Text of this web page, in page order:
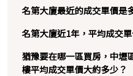
名第大廈最近的成交單價是
名第大廈近1年，平均成交
猶豫要在哪一區買房，中壢
樓平均成交單價大約多少？